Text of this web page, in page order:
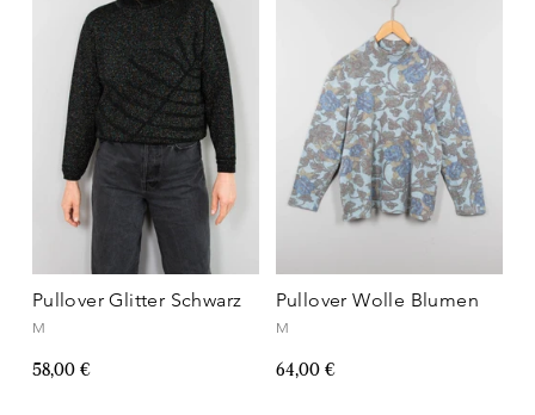
Pullover Glitter Schwarz
M
58,00 €
Pullover Wolle Blumen
M
64,00 €